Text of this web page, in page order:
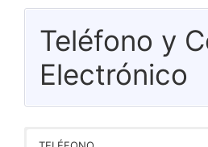
Teléfono y
Electrónico